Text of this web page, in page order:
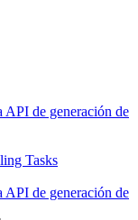
API de generación de
Tasks
API de generación de